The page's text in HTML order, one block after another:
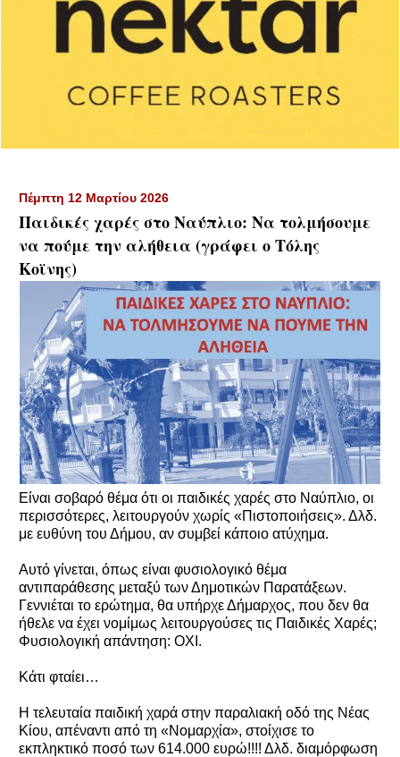
Πέμπτη 12 Μαρτίου 2026
Παιδικές χαρές στο Ναύπλιο: Να τολμήσουμε
να πούμε την αλήθεια (γράφει ο Τόλης
Κοϊνης)
Είναι σοβαρό θέμα ότι οι παιδικές χαρές στο Ναύπλιο, οι
περισσότερες, λειτουργούν χωρίς «Πιστοποιήσεις». Δλδ.
με ευθύνη του Δήμου, αν συμβεί κάποιο ατύχημα.
Αυτό γίνεται, όπως είναι φυσιολογικό θέμα
αντιπαράθεσης μεταξύ των Δημοτικών Παρατάξεων.
Γεννιέται το ερώτημα, θα υπήρχε Δήμαρχος, που δεν θα
ήθελε να έχει νομίμως λειτουργούσες τις Παιδικές Χαρές;
Φυσιολογική απάντηση: ΟΧΙ.
Κάτι φταίει…
Η τελευταία παιδική χαρά στην παραλιακή οδό της Νέας
Κίου, απέναντι από τη «Νομαρχία», στοίχισε το
εκπληκτικό ποσό των 614.000 ευρώ!!!! Δλδ. διαμόρφωση